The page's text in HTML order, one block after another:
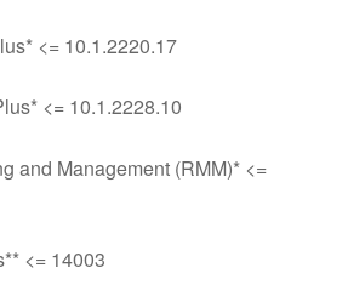
<= 10.1.2220.17
<= 10.1.2228.10
and Management (RMM)* <=
<= 14003